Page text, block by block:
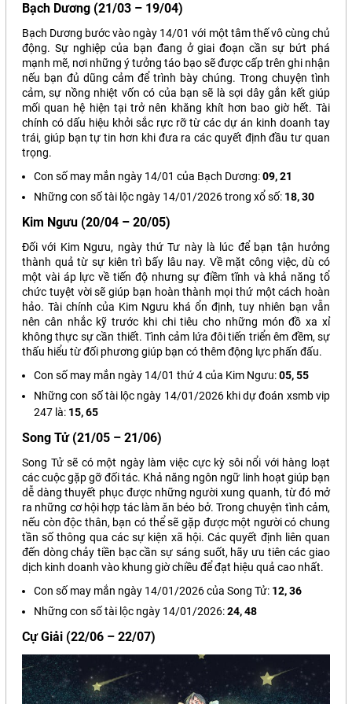
Bạch Dương (21/03 – 19/04)
Bạch Dương bước vào ngày 14/01 với một tâm thế vô cùng chủ
động. Sự nghiệp của bạn đang ở giai đoạn cần sự bứt phá
mạnh mẽ, nơi những ý tưởng táo bạo sẽ được cấp trên ghi nhận
nếu bạn đủ dũng cảm để trình bày chúng. Trong chuyện tình
cảm, sự nồng nhiệt vốn có của bạn sẽ là sợi dây gắn kết giúp
mối quan hệ hiện tại trở nên khăng khít hơn bao giờ hết. Tài
chính có dấu hiệu khởi sắc rực rỡ từ các dự án kinh doanh tay
trái, giúp bạn tự tin hơn khi đưa ra các quyết định đầu tư quan
trọng.
Con số may mắn ngày 14/01 của Bạch Dương:09, 21
Những con số tài lộc ngày 14/01/2026 trong xổ số: 18, 30
Kim Ngưu (20/04 – 20/05)
Đối với Kim Ngưu, ngày thứ Tư này là lúc để bạn tận hưởng
thành quả từ sự kiên trì bấy lâu nay. Về mặt công việc, dù có
một vài áp lực về tiến độ nhưng sự điềm tĩnh và khả năng tổ
chức tuyệt vời sẽ giúp bạn hoàn thành mọi thứ một cách hoàn
hảo. Tài chính của Kim Ngưu khá ổn định, tuy nhiên bạn vẫn
nên cân nhắc kỹ trước khi chi tiêu cho những món đồ xa xỉ
không thực sự cần thiết. Tình cảm lứa đôi tiến triển êm đềm, sự
thấu hiểu từ đối phương giúp bạn có thêm động lực phấn đấu.
Con số may mắn ngày 14/01 thứ 4 của Kim Ngưu:05, 55
Những con số tài lộc ngày 14/01/2026 khidự đoán xsmb vip
247 là: 15, 65
Song Tử (21/05 – 21/06)
Song Tử sẽ có một ngày làm việc cực kỳ sôi nổi với hàng loạt
các cuộc gặp gỡ đối tác. Khả năng ngôn ngữ linh hoạt giúp bạn
dễ dàng thuyết phục được những người xung quanh, từ đó mở
ra những cơ hội hợp tác làm ăn béo bở. Trong chuyện tình cảm,
nếu còn độc thân, bạn có thể sẽ gặp được một người có chung
tần số thông qua các sự kiện xã hội. Các quyết định liên quan
đến dòng chảy tiền bạc cần sự sáng suốt, hãy ưu tiên các giao
dịch kinh doanh vào khung giờ chiều để đạt hiệu quả cao nhất.
Con số may mắn ngày 14/01/2026 của Song Tử: 12, 36
Những con số tài lộc ngày 14/01/2026:24, 48
Cự Giải (22/06 – 22/07)